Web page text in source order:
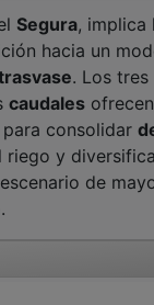
Segura, implica
hacia un
. Los
caudales
consolidar
riego y
de